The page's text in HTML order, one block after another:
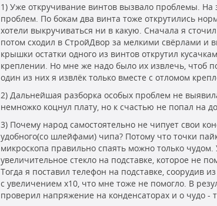
1) Уже откручивание винтов вызвало проблемы. На
проблем. По бокам два винта тоже открутились
хотели выкручиваться ни в какую. Сначала я
потом сходил в СтройДвор за мелкими свёрлами и
крышки остатки одного из винтов открутил
креплении. Но мне же надо было их извлечь, чтоб
один из них я извлёк только вместе с отломом
2) Дальнейшая разборка особых проблем не
немножко коцнул плату, но к счастью не попал на
3) Почему народ самостоятельно не чипует свои
удобного(со шлейфами) чипа? Потому что точки
микроскопа правильно спаять можно только
увеличительное стекло на подставке, которое не
Тогда я поставил телефон на подставке, соорудив
с увеличением x10, что мне тоже не помогло. В
проверил напряжение на конденсаторах и о чудо -